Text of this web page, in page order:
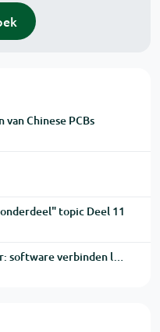
Chinese PCBs
topic Deel 11